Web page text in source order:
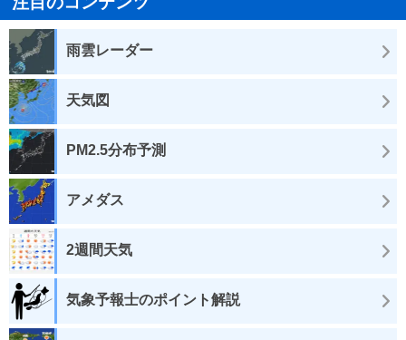
雨雲レーダー
天気図
PM2.5分布予測
アメダス
2週間天気
気象予報士のポイント解説